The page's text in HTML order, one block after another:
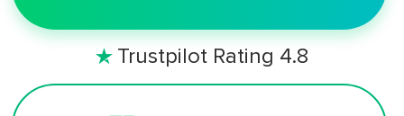
 Trustpilot Rating 4.8